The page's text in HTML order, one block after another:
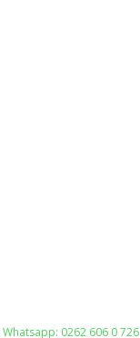
Whatsapp: 0262 606 0 726